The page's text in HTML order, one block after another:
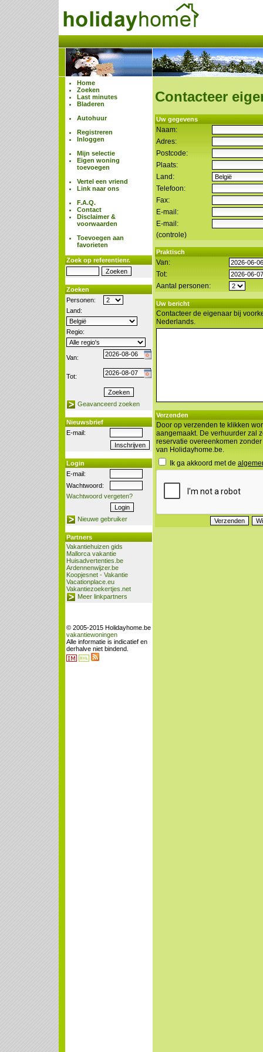
Home
Zoeken
Last minutes
Bladeren
Autohuur
Registreren
Inloggen
Mijn selectie
Eigen woning
toevoegen
Vertel een vriend
Link naar ons
F.A.Q.
Contact
Disclaimer &
voorwaarden
Toevoegen aan
favorieten
Zoek op referentienr.
Zoeken
Personen:
Land:
Regio:
Van:
Tot:
Geavanceerd zoeken
Nieuwsbrief
E-mail:
Login
E-mail:
Wachtwoord:
Wachtwoord vergeten?
Nieuwe gebruiker
Partners
Vakantiehuizen gids
Mallorca vakantie
Huisadvertenties.be
Ardennenwijzer.be
Koopjesnet - Vakantie
Vacationplace.eu
Vakantiezoekertjes.net
Meer linkpartners
© 2005-2015 Holidayhome.be
vakantiewoningen
Alle informatie is indicatief en
derhalve niet bindend.
Contacteer
Uw gegevens
Naam:
Adres:
Postcode:
Plaats:
Land:
Telefoon:
Fax:
E-mail:
E-mail:
(controle)
Praktisch
Van:
Tot:
Aantal personen:
Uw bericht
Contacteer de eigenaar bij
Nederlands.
Verzenden
Door op verzenden te klikken
aangemaakt. De verhuurder zal
reservatie overeenkomen
van Holidayhome.be.
Ik ga akkoord met de